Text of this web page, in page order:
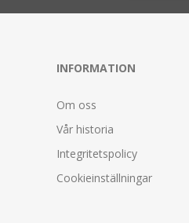
INFORMATION
Om oss
Vår historia
Integritetspolicy
Cookieinställningar